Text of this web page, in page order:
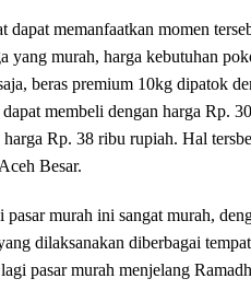
dapat memanfaatkan momen
yang murah, harga kebutuhan
beras premium 10kg dipatok
membeli dengan harga Rp.
Rp. 38 ribu rupiah. Hal
Besar.
murah ini sangat murah,
dilaksanakan diberbagai
pasar murah menjelang